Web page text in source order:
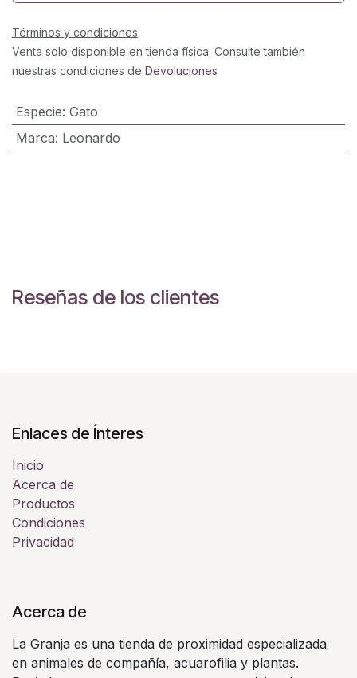
Términos y condiciones
Venta solo disponible en tienda física. Consulte también
nuestras condiciones de Devoluciones
Especie: Gato
Marca: Leonardo
Reseñas de los clientes
Enlaces de Ínteres
Inicio
Acerca de
Productos
Condiciones
Privacidad
Acerca de
La Granja es una tienda de proximidad especializada
en animales de compañía, acuarofilia y plantas.